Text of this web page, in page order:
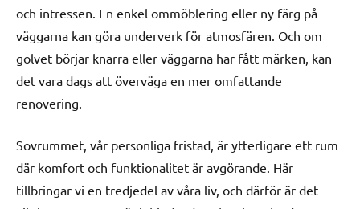
och intressen. En enkel ommöblering eller ny färg på
väggarna kan göra underverk för atmosfären. Och om
golvet börjar knarra eller väggarna har fått märken, kan
det vara dags att överväga en mer omfattande
renovering.
Sovrummet, vår personliga fristad, är ytterligare ett rum
där komfort och funktionalitet är avgörande. Här
tillbringar vi en tredjedel av våra liv, och därför är det